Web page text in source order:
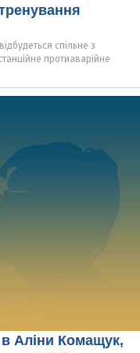
спільне з
протиаварійне
Аліни Комащук,